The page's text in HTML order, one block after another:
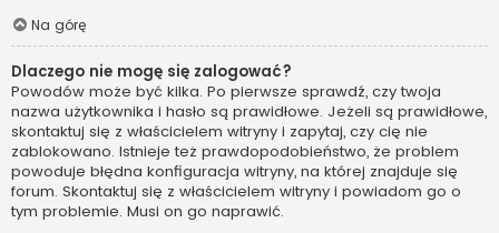
Na górę
Dlaczego nie mogę się zalogować?
Powodów może być kilka. Po pierwsze sprawdź, czy twoja
nazwa użytkownika i hasło są prawidłowe. Jeżeli są prawidłowe,
skontaktuj się z właścicielem witryny i zapytaj, czy cię nie
zablokowano. Istnieje też prawdopodobieństwo, że problem
powoduje błędna konfiguracja witryny, na której znajduje się
forum. Skontaktuj się z właścicielem witryny i powiadom go o
tym problemie. Musi on go naprawić.